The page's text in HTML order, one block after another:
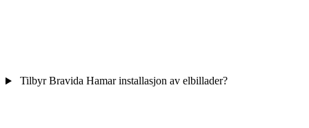
Tilbyr Bravida Hamar installasjon av elbillader?